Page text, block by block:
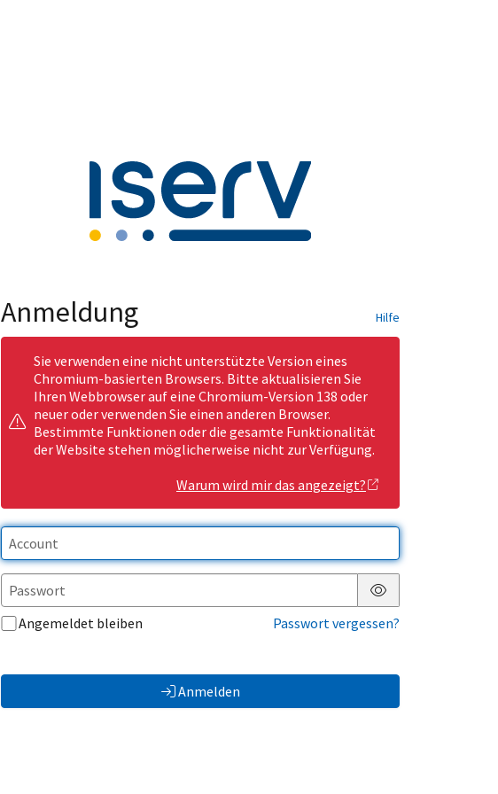
Anmeldung Hilfe
Sie verwenden eine nicht unterstützte Version eines
Chromium-basierten Browsers. Bitte aktualisieren Sie
Ihren Webbrowser auf eine Chromium-Version 138 oder
neuer oder verwenden Sie einen anderen Browser.
Bestimmte Funktionen oder die gesamte Funktionalität
der Website stehen möglicherweise nicht zur Verfügung.
Warum wird mir das angezeigt?
Passwort anzeigen
Angemeldet bleiben
Passwort vergessen?
Anmelden